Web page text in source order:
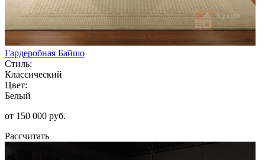
Гардеробная Байшо
Стиль:
Классический
Цвет:
Белый
от 150 000 руб.
Рассчитать